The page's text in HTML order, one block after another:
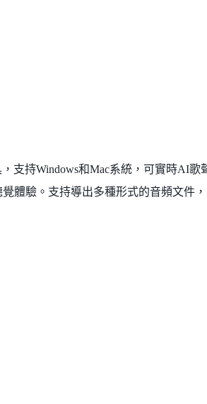
支持Windows和Mac系統，可實時AI歌
體驗。支持導出多種形式的音頻文件